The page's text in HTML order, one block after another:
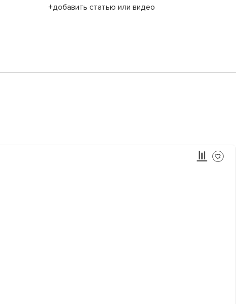
+добавить статью или видео